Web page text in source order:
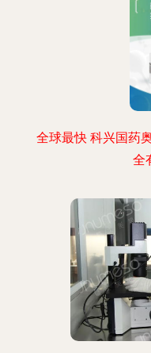
全球最快 科兴国药
全